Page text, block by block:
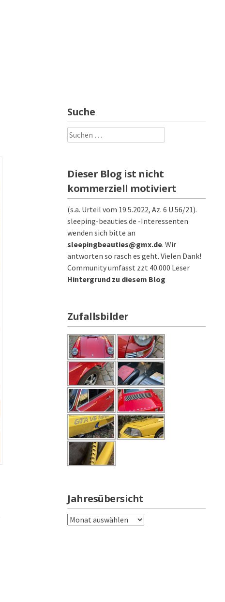
Suche
Suchen
nach:
Dieser Blog ist nicht
kommerziell motiviert
(s.a. Urteil vom 19.5.2022, Az. 6 U 56/21).
sleeping-beauties.de -Interessenten
wenden sich bitte an
sleepingbeauties@gmx.de. Wir
antworten so rasch es geht. Vielen Dank!
Community umfasst zzt 40.000 Leser
Hintergrund zu diesem Blog
Zufallsbilder
Jahresübersicht
Jahresübersicht